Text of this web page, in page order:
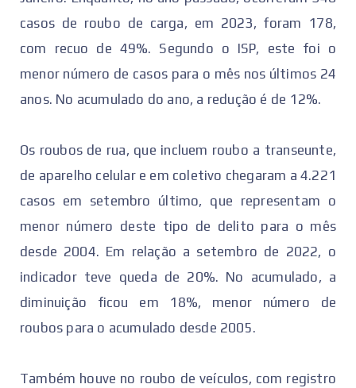
casos de roubo de carga, em 2023, foram 178,
com recuo de 49%. Segundo o ISP, este foi o
menor número de casos para o mês nos últimos 24
anos. No acumulado do ano, a redução é de 12%.
Os roubos de rua, que incluem roubo a transeunte,
de aparelho celular e em coletivo chegaram a 4.221
casos em setembro último, que representam o
menor número deste tipo de delito para o mês
desde 2004. Em relação a setembro de 2022, o
indicador teve queda de 20%. No acumulado, a
diminuição ficou em 18%, menor número de
roubos para o acumulado desde 2005.
Também houve no roubo de veículos, com registro